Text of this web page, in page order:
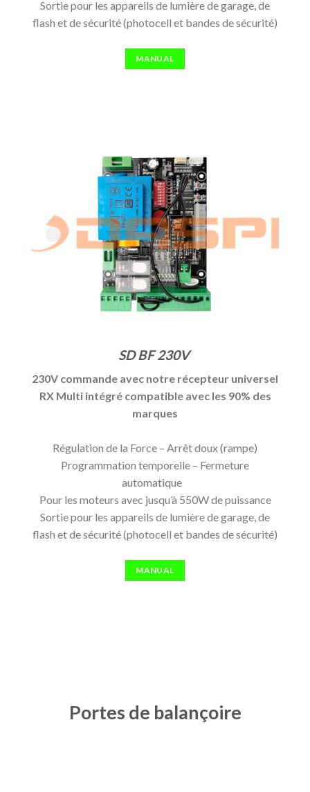
Sortie pour les appareils de lumière de garage, de
flash et de sécurité (photocell et bandes de sécurité)
MANUAL
SD BF 230V
230V commande avec notre récepteur universel
RX Multi intégré compatible avec les 90% des
marques
Régulation de la Force – Arrêt doux (rampe)
Programmation temporelle – Fermeture
automatique
Pour les moteurs avec jusqu’à 550W de puissance
Sortie pour les appareils de lumière de garage, de
flash et de sécurité (photocell et bandes de sécurité)
MANUAL
Portes de balançoire